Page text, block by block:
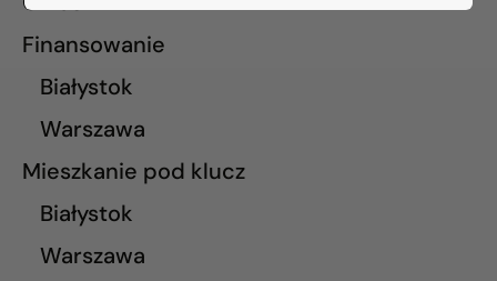
Finansowanie
Białystok
Warszawa
Mieszkanie pod klucz
Białystok
Warszawa